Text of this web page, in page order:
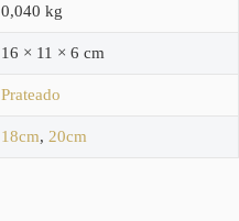
0,040 kg
16 × 11 × 6 cm
Prateado
18cm, 20cm